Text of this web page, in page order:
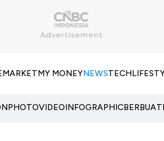
MARKETMY MONEYNEWSTECH
PHOTOVIDEOINFOGRAPHIC